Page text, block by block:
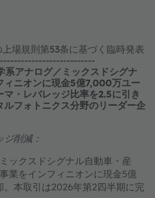
場規則第53条に基づく臨時発表
アナログ／ミックスドシグナ
ィニオンに現金5億7,000万ユー
マ・レバレッジ比率を2.5に引き
フォトニクス分野のリーダー企
削減：
ックスドシグナル自動車・産
業をインフィニオンに現金5億
。本取引は2026年第2四半期に完